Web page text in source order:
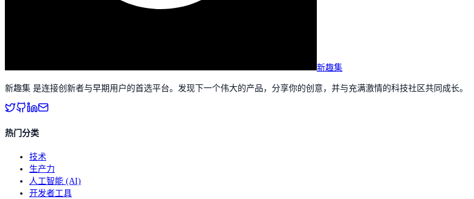
新趣集
新趣集 是连接创新者与早期用户的首选平台。发现下一个伟大的产品，分享你的创意，并与充满激情的科技社区共同成长。
热门分类
技术
生产力
人工智能 (AI)
开发者工具